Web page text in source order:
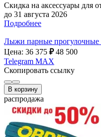
Скидка на аксессуары для
до 31 августа 2026
Подробнее
Лыжи парные прогулочные
Цена: 36 375 ₽ 48 500
Telegram MAX
Скопировать ссылку
В корзину
распродажа